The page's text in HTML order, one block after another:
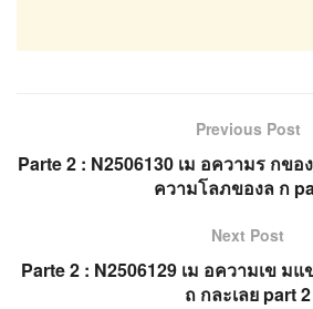
Previous Post
Parte 2 : N2506130 เม อความร กข
ความโลภของล ก
Next Post
Parte 2 : N2506129 เม อความเข มแ
ถ กละเลย part 2